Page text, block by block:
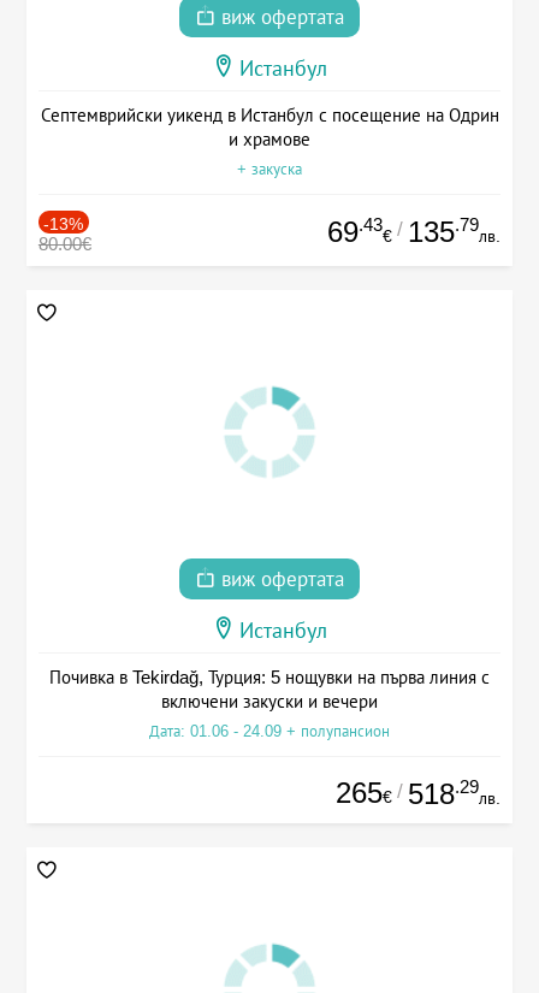
виж офертата
Истанбул
Септемврийски уикенд в Истанбул с посещение на Одрин
и храмове
+ закуска
-13%
80.00€ 69.43
€ / 135.79
лв.
виж офертата
Истанбул
Почивка в Tekirdağ, Турция: 5 нощувки на първа линия с
включени закуски и вечери
Дата: 01.06 - 24.09 + полупансион
265€ / 518.29
лв.